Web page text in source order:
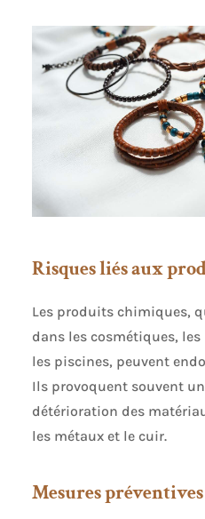
Risques liés aux
Les produits chimiques,
dans les cosmétiques,
les piscines, peuvent
Ils provoquent souvent
détérioration des
les métaux et le cuir.
Mesures préventives